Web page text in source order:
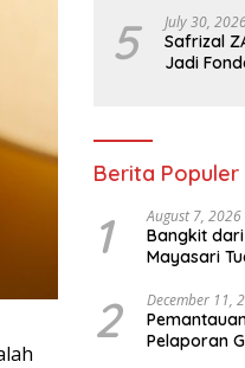
5 July 30,
Safrizal
Jadi
Berita Populer
1 August 7, 2026
Bangkit dari
Mayasari
2 December 11,
Pelaporan